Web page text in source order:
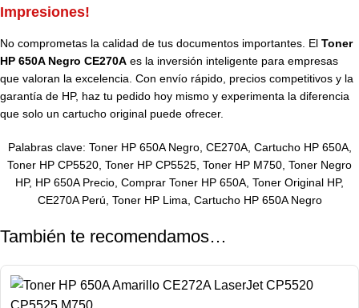
Impresiones!
No comprometas la calidad de tus documentos importantes. El Toner
HP 650A Negro CE270A es la inversión inteligente para empresas
que valoran la excelencia. Con envío rápido, precios competitivos y la
garantía de HP, haz tu pedido hoy mismo y experimenta la diferencia
que solo un cartucho original puede ofrecer.
Palabras clave: Toner HP 650A Negro, CE270A, Cartucho HP 650A,
Toner HP CP5520, Toner HP CP5525, Toner HP M750, Toner Negro
HP, HP 650A Precio, Comprar Toner HP 650A, Toner Original HP,
CE270A Perú, Toner HP Lima, Cartucho HP 650A Negro
También te recomendamos…